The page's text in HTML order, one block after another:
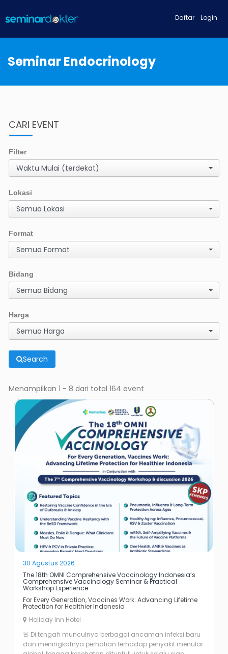
Login
Daftar
Seminar Endocrinology
CARI EVENT
Filter
Waktu Mulai (terdekat)
Lokasi
Semua Lokasi
Format
Semua Format
Bidang
Semua Bidang
Harga
Semua Harga
Search
Menampilkan 1 - 8 dari total 164 event
30 Agustus 2026
The 18th OMNI Comprehensive Vaccinology Indonesia’s
Comprehensive Vaccinology Seminar & Practical
Workshop Experience
For Every Generation, Vaccines Work: Advancing Lifetime
Protection for Healthier Indonesia
Holiday Inn Hotel
🚨 Di tengah munculnya berbagai ancaman infeksi baru
dan meningkatnya perhatian terhadap penyakit menular